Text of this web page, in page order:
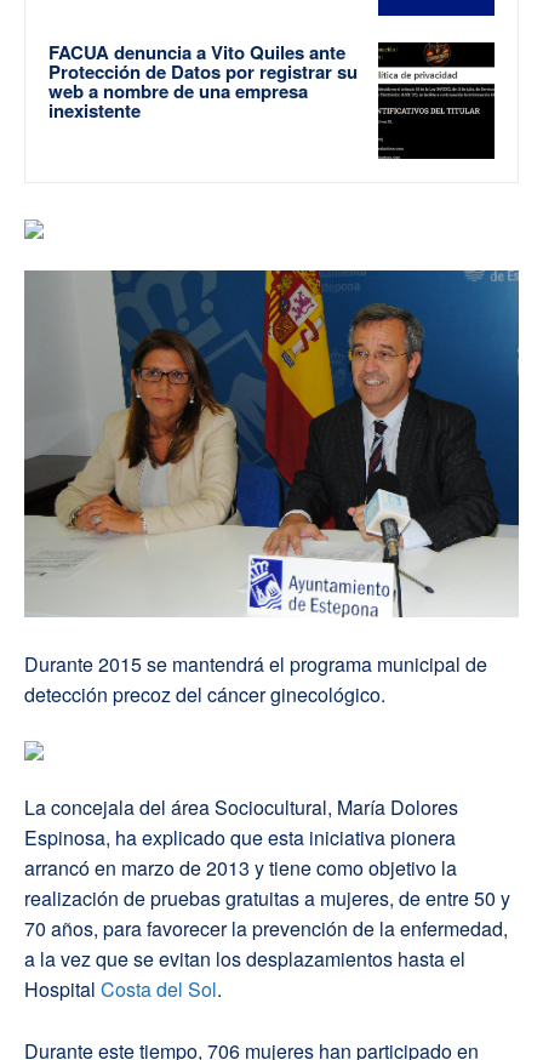
FACUA denuncia a Vito Quiles ante
Protección de Datos por registrar su
web a nombre de una empresa
inexistente
Durante 2015 se mantendrá el programa municipal de
detección precoz del cáncer ginecológico.
La concejala del área Sociocultural, María Dolores
Espinosa, ha explicado que esta iniciativa pionera
arrancó en marzo de 2013 y tiene como objetivo la
realización de pruebas gratuitas a mujeres, de entre 50 y
70 años, para favorecer la prevención de la enfermedad,
a la vez que se evitan los desplazamientos hasta el
Hospital Costa del Sol.
Durante este tiempo, 706 mujeres han participado en